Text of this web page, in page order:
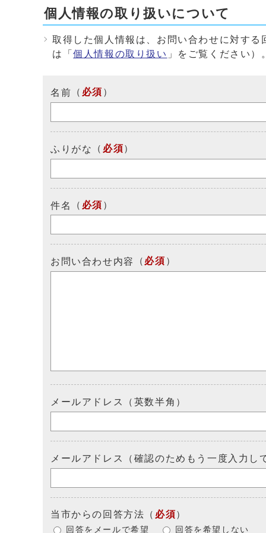
個人情報の取り扱いについて
取得した個人情報は、お問い合わせに対す
は「個人情報の取り扱い 」をご覧ください）
名前 （ 必須 ）
ふりがな （ 必須）
件名 （ 必須 ）
お問い合わせ内容 （ 必須 ）
メールアドレス（英数半角）
メールアドレス（確認のためもう一度入力し
当市からの回答方法 （ 必須）
回答をメールで希望 回答を希望しない